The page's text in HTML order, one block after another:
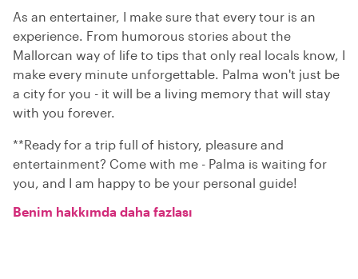
As an entertainer, I make sure that every tour is an
experience. From humorous stories about the
Mallorcan way of life to tips that only real locals know, I
make every minute unforgettable. Palma won't just be
a city for you - it will be a living memory that will stay
with you forever.
**Ready for a trip full of history, pleasure and
entertainment? Come with me - Palma is waiting for
you, and I am happy to be your personal guide!
Benim hakkımda daha fazlası